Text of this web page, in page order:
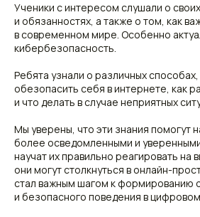
Ученики с интересом слушали о
и обязанностях, а также о том, как
в современном мире. Особенно
кибербезопасность.
Ребята узнали о различных
обезопасить себя в интернете, как
и что делать в случае неприятных
Мы уверены, что эти знания помогут
более осведомленными и
научат их правильно реагировать на
они могут столкнуться в онлайн-
стал важным шагом к формированию
и безопасного поведения в